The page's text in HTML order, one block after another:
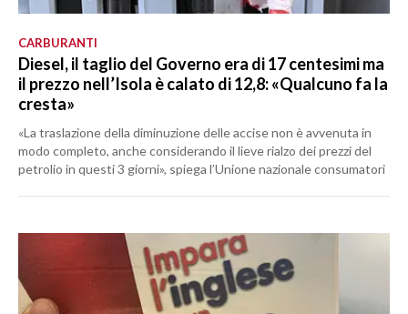
CARBURANTI
Diesel, il taglio del Governo era di 17 centesimi ma
il prezzo nell’Isola è calato di 12,8: «Qualcuno fa la
cresta»
«La traslazione della diminuzione delle accise non è avvenuta in
modo completo, anche considerando il lieve rialzo dei prezzi del
petrolio in questi 3 giorni», spiega l’Unione nazionale consumatori